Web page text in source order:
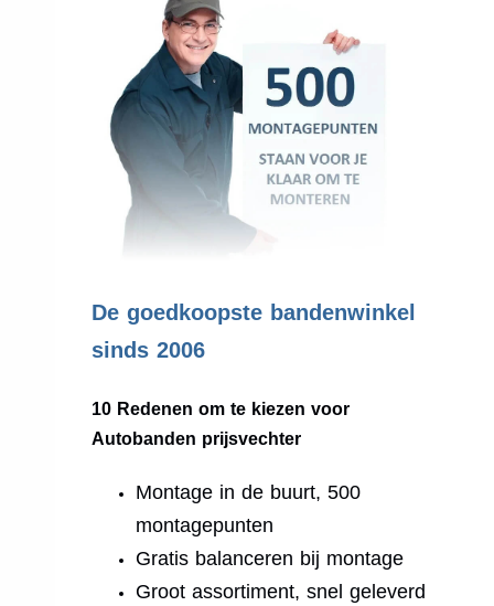
De goedkoopste bandenwinkel
sinds 2006
10 Redenen om te kiezen voor
Autobanden prijsvechter
Montage in de buurt, 500
montagepunten
Gratis balanceren bij montage
Groot assortiment, snel geleverd